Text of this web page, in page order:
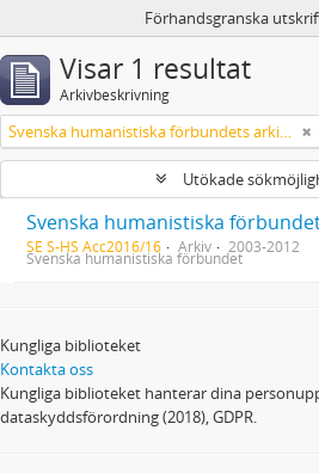
Förhandsgranska
Visar 1 resultat
Arkivbeskrivning
Svenska humanistiska förbundets arkiv: handlingar 2003-2012
Utökade
SE S-HS Acc2016/16 Arkiv 2003-2012
Svenska humanistiska förbundet
Kungliga biblioteket
Kontakta oss
Kungliga biblioteket hanterar dina
dataskyddsförordning (2018), GDPR.